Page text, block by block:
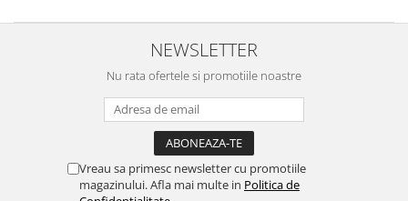
NEWSLETTER
Nu rata ofertele si promotiile noastre
Vreau sa primesc newsletter cu promotiile
magazinului. Afla mai multe in Politica de